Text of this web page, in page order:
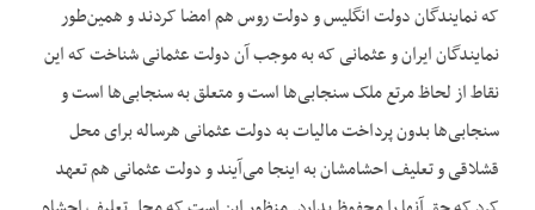
که نمایندگان دولت انگلیس و دولت روس هم امضا کردند و همین‌‌طور
نمایندگان ایران و عثمانی که به موجب آن دولت عثمانی شناخت که این
نقاط از لحاظ مرتع ملک سنجابی‌‌ها است و متعلق به سنجابی‌‌ها است و
سنجابی‌‌ها بدون پرداخت مالیات به دولت عثمانی هرساله برای محل
قشلاقی و تعلیف احشامشان به اینجا می‌‌آیند و دولت عثمانی هم تعهد